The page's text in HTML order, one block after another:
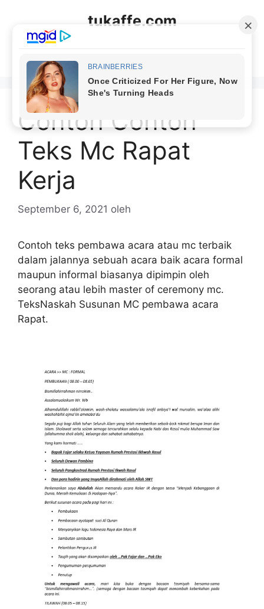
tukaffe.com
Contoh Contoh
Teks Mc Rapat
Kerja
September 6, 2021 oleh
Contoh teks pembawa acara atau mc terbaik
dalam jalannya sebuah acara baik acara formal
maupun informal biasanya dipimpin oleh
seorang atau lebih master of ceremony mc.
TeksNaskah Susunan MC pembawa acara
Rapat.